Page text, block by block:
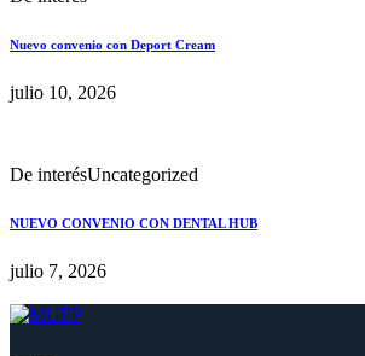
Nuevo convenio con Deport Cream
julio 10, 2026
De interésUncategorized
NUEVO CONVENIO CON DENTAL HUB
julio 7, 2026